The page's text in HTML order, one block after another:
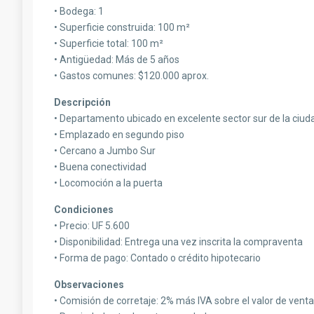
• Bodega: 1
• Superficie construida: 100 m²
• Superficie total: 100 m²
• Antigüedad: Más de 5 años
• Gastos comunes: $120.000 aprox.
Descripción
• Departamento ubicado en excelente sector sur de la
• Emplazado en segundo piso
• Cercano a Jumbo Sur
• Buena conectividad
• Locomoción a la puerta
Condiciones
• Precio: UF 5.600
• Disponibilidad: Entrega una vez inscrita la compraventa
• Forma de pago: Contado o crédito hipotecario
Observaciones
• Comisión de corretaje: 2% más IVA sobre el valor de venta